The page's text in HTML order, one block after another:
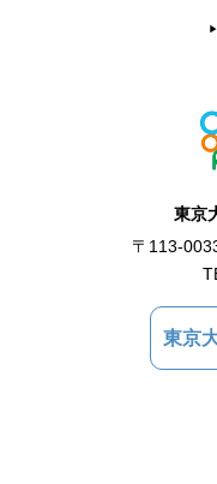
東京
〒113-
東京